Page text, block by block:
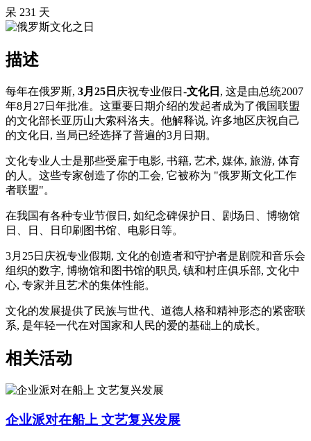
呆 231 天
描述
每年在俄罗斯, 3月25日 庆祝专业假日-文化日 , 这是由总统2007
年8月27日年批准。这重要日期介绍的发起者成为了俄国联盟
的文化部长亚历山大索科洛夫。他解释说, 许多地区庆祝自己
的文化日, 当局已经选择了普遍的3月日期。
文化专业人士是那些受雇于电影, 书籍, 艺术, 媒体, 旅游, 体育
的人。这些专家创造了你的工会, 它被称为 "俄罗斯文化工作
者联盟"。
在我国有各种专业节假日, 如纪念碑保护日、剧场日、博物馆
日、日、日印刷图书馆、电影日等。
3月25日庆祝专业假期, 文化的创造者和守护者是剧院和音乐会
组织的数字, 博物馆和图书馆的职员, 镇和村庄俱乐部, 文化中
心, 专家并且艺术的集体性能。
文化的发展提供了民族与世代、道德人格和精神形态的紧密联
系, 是年轻一代在对国家和人民的爱的基础上的成长。
相关活动
企业派对在船上 文艺复兴发展